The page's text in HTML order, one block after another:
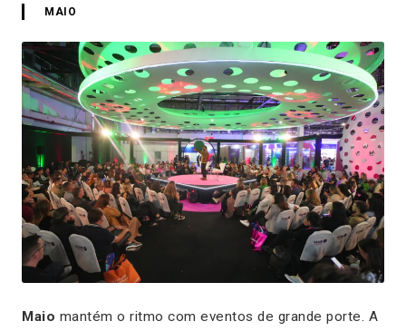
MAIO
Maio mantém o ritmo com eventos de grande porte. A